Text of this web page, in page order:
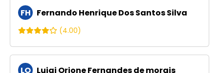
FH Fernando Henrique Dos Santos Silva
(4.00)
LO Luigi Orione Fernandes de morais